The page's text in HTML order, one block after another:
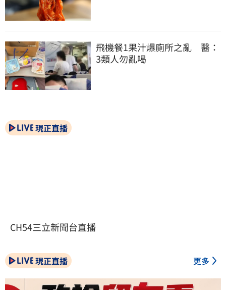
飛機餐1果汁爆廁所之亂　醫：
3類人勿亂喝
現正直播
CH54三立新聞台直播
現正直播 更多